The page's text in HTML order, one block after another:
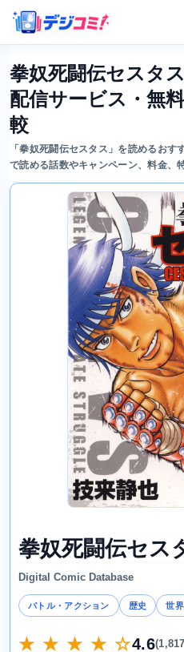
拳奴死闘伝セスタ
配信サービス・無
較
「拳奴死闘伝セスタス」を読めるお
で読める話数やキャンペーン、料金、
拳奴死闘伝セス
Digital Comic Database
バトル・アクション 歴史 世
★ ★ ★ ★ ☆4.6